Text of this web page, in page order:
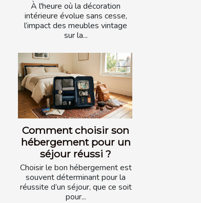
À l'heure où la décoration
intérieure évolue sans cesse,
l’impact des meubles vintage
sur la...
Comment choisir son
hébergement pour un
séjour réussi ?
Choisir le bon hébergement est
souvent déterminant pour la
réussite d’un séjour, que ce soit
pour...